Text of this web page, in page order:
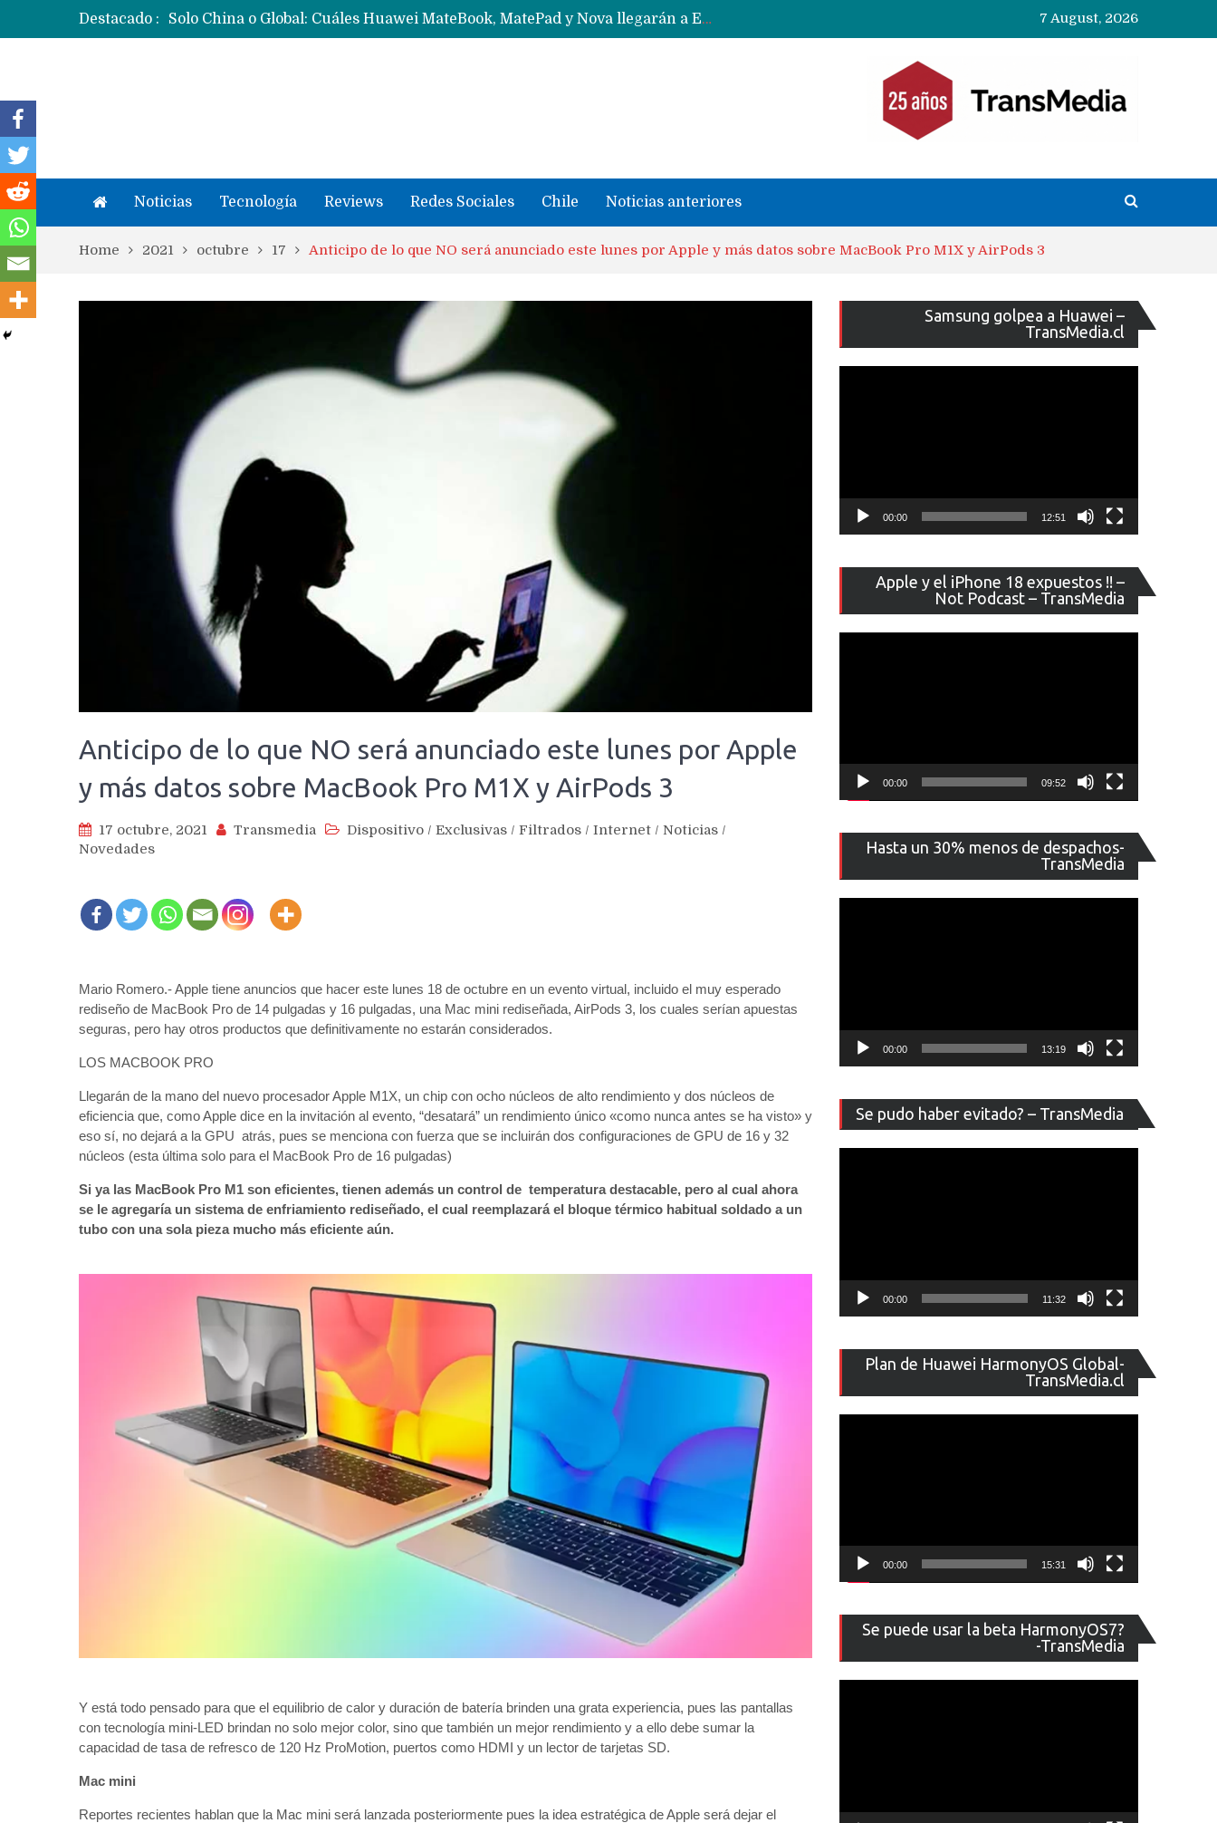
Destacado :
Data Centers de Huawei en Chile, México, Brasil,Perú y Argentina podrían verse afectados por arremetida de EE.UU
Fabricantes suben precios de teléfonos y ganan más dinero en un mercado donde Xiaomi alerta por no mejorar ventas
7 August, 2026
Noticias Tecnología Reviews Redes Sociales Chile Noticias anteriores
Home 2021 octubre 17 Anticipo de lo que NO será anunciado este lunes por Apple y más datos sobre MacBook Pro M1X y AirPods 3
Anticipo de lo que NO será anunciado este lunes por Apple
y más datos sobre MacBook Pro M1X y AirPods 3
17 octubre, 2021 Transmedia Dispositivo / Exclusivas / Filtrados / Internet / Noticias /
Novedades
Mario Romero.- Apple tiene anuncios que hacer este lunes 18 de octubre en un evento virtual, incluido el muy esperado
rediseño de MacBook Pro de 14 pulgadas y 16 pulgadas, una Mac mini rediseñada, AirPods 3, los cuales serían apuestas
seguras, pero hay otros productos que definitivamente no estarán considerados.
LOS MACBOOK PRO
Llegarán de la mano del nuevo procesador Apple M1X, un chip con ocho núcleos de alto rendimiento y dos núcleos de
eficiencia que, como Apple dice en la invitación al evento, “desatará” un rendimiento único «como nunca antes se ha visto» y
eso sí, no dejará a la GPU atrás, pues se menciona con fuerza que se incluirán dos configuraciones de GPU de 16 y 32
núcleos (esta última solo para el MacBook Pro de 16 pulgadas)
Si ya las MacBook Pro M1 son eficientes, tienen además un control de temperatura destacable, pero al cual ahora
se le agregaría un sistema de enfriamiento rediseñado, el cual reemplazará el bloque térmico habitual soldado a un
tubo con una sola pieza mucho más eficiente aún.
Y está todo pensado para que el equilibrio de calor y duración de batería brinden una grata experiencia, pues las pantallas
con tecnología mini-LED brindan no solo mejor color, sino que también un mejor rendimiento y a ello debe sumar la
capacidad de tasa de refresco de 120 Hz ProMotion, puertos como HDMI y un lector de tarjetas SD.
Mac mini
Reportes recientes hablan que la Mac mini será lanzada posteriormente pues la idea estratégica de Apple será dejar el
Samsung golpea a Huawei –
TransMedia.cl
de
vídeo
00:00 12:51
Apple y el iPhone 18 expuestos !! –
Not Podcast – TransMedia
de
vídeo
00:00 09:52
Hasta un 30% menos de despachos-
TransMedia
de
vídeo
00:00 13:19
Se pudo haber evitado? – TransMedia
de
vídeo
00:00 11:32
Plan de Huawei HarmonyOS Global-
TransMedia.cl
de
vídeo
00:00 15:31
Se puede usar la beta HarmonyOS7?
-TransMedia
de
vídeo